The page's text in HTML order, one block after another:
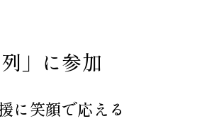
」に参加
に笑顔で応える